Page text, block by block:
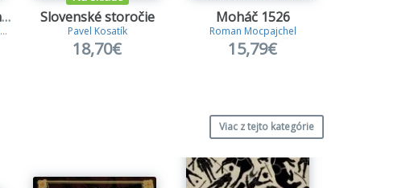
Hradné kuchyne a šľachtické stravovanie v ranom novoveku Slovenské storočie
Pavel Kosatík
18,70€
Moháč 1526
Roman Mocpajchel
15,79€
Viac z tejto kategórie